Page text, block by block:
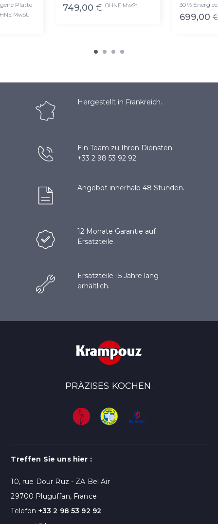
Platte
MwSt.
749,00 € OHNE MwSt. 30 %
699,00
Hergestellt in Frankreich.
Ein Team zu Ihren Diensten.
+33 2 98 53 92 92.
Angebot innerhalb 48 Stunden.
12 Monate Garantie auf
Ersatzteile.
Ersatzteile 15 Jahre lang
erhältlich.
PRÄZISES KOCHEN.
Treffen Sie uns hier :
10, rue Dour Ruz - ZA Bel Air
29700 Pluguffan, France
Telefon +33 2 98 53 92 92